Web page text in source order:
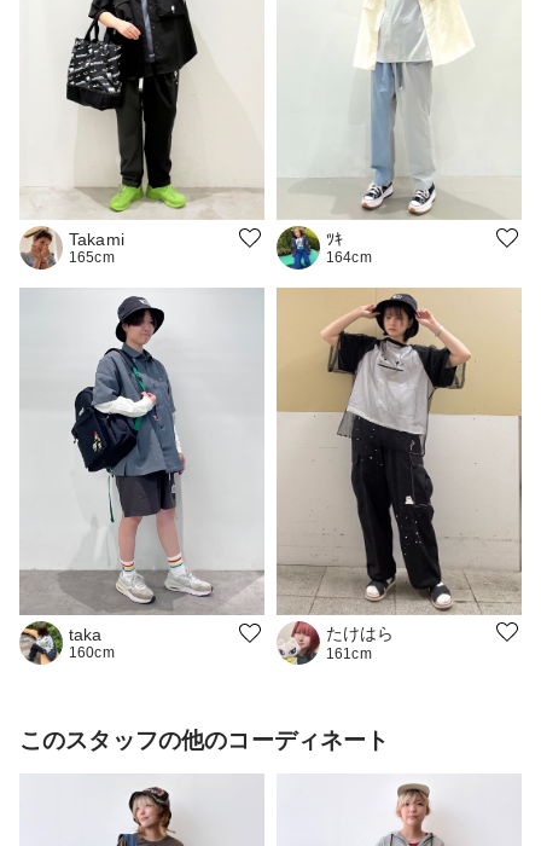
Takami
165cm
ﾂｷ
164cm
taka
160cm
たけはら
161cm
このスタッフの他のコーディネート